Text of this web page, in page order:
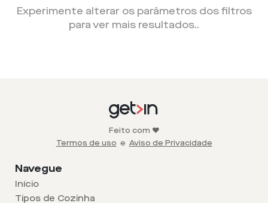
Experimente alterar os parâmetros dos filtros
para ver mais resultados..
Feito com ❤️
Termos de uso e Aviso de Privacidade
Navegue
Início
Tipos de Cozinha